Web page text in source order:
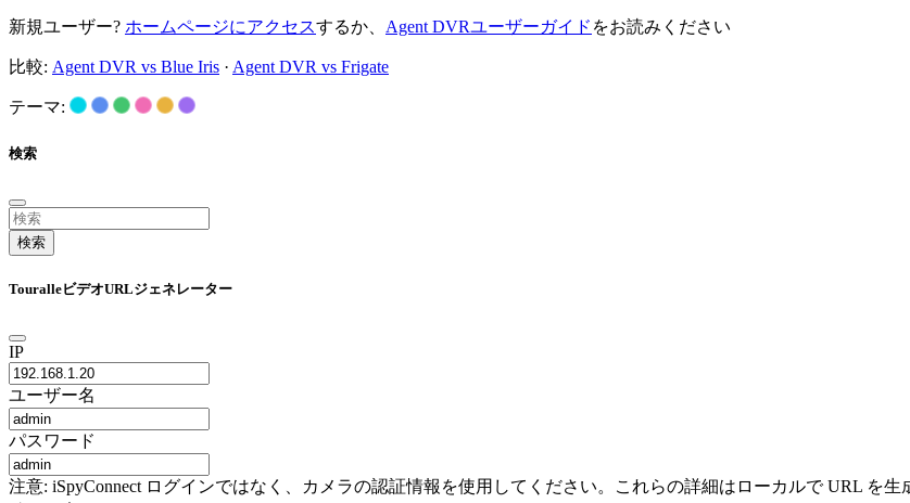
新規ユーザー? ホームページにアクセスするか、 Agent DVRユーザーガイド をお読みください
比較: Agent DVR vs Blue Iris · Agent DVR vs Frigate
テーマ:
検索
検索
TouralleビデオURLジェネレーター
IP
ユーザー名
パスワード
注意: iSpyConnect ログインではなく、カメラの認証情報を使用してください。これらの詳細はローカルで URL を